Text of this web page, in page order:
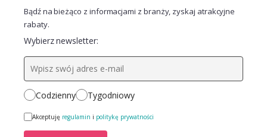
Bądź na bieżąco z informacjami z branży, zyskaj atrakcyjne
rabaty.
Wybierz newsletter:
Codzienny Tygodniowy
Akceptuję regulamin i politykę prywatności